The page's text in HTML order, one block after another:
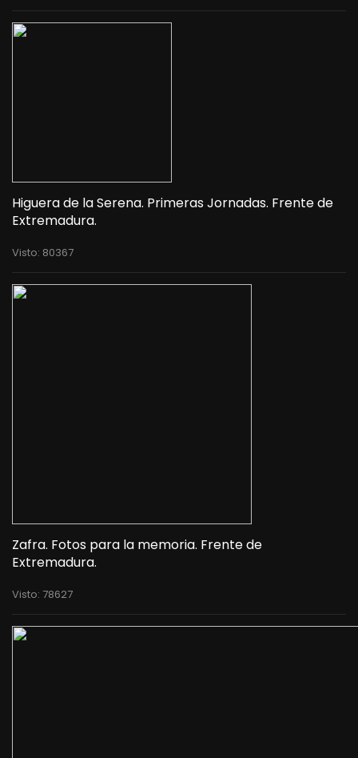
Higuera de la Serena. Primeras Jornadas. Frente de
Extremadura.
Visto: 80367
Zafra. Fotos para la memoria. Frente de
Extremadura.
Visto: 78627